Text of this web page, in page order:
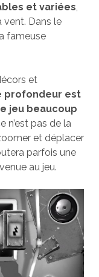
et variées
vent. Dans le
fameuse
et
profondeur est
jeu beaucoup
n’est pas de la
et déplacer
parfois une
au jeu.